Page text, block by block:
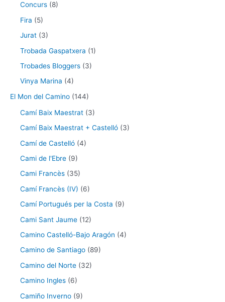
Concurs (8)
Fira (5)
Jurat (3)
Trobada Gaspatxera (1)
Trobades Bloggers (3)
Vinya Marina (4)
El Mon del Camino (144)
Camí Baix Maestrat (3)
Camí Baix Maestrat + Castelló (3)
Camí de Castelló (4)
Cami de l'Ebre (9)
Cami Francès (35)
Camí Francès (IV) (6)
Camí Portugués per la Costa (9)
Cami Sant Jaume (12)
Camino Castelló-Bajo Aragón (4)
Camino de Santiago (89)
Camino del Norte (32)
Camino Ingles (6)
Camiño Inverno (9)